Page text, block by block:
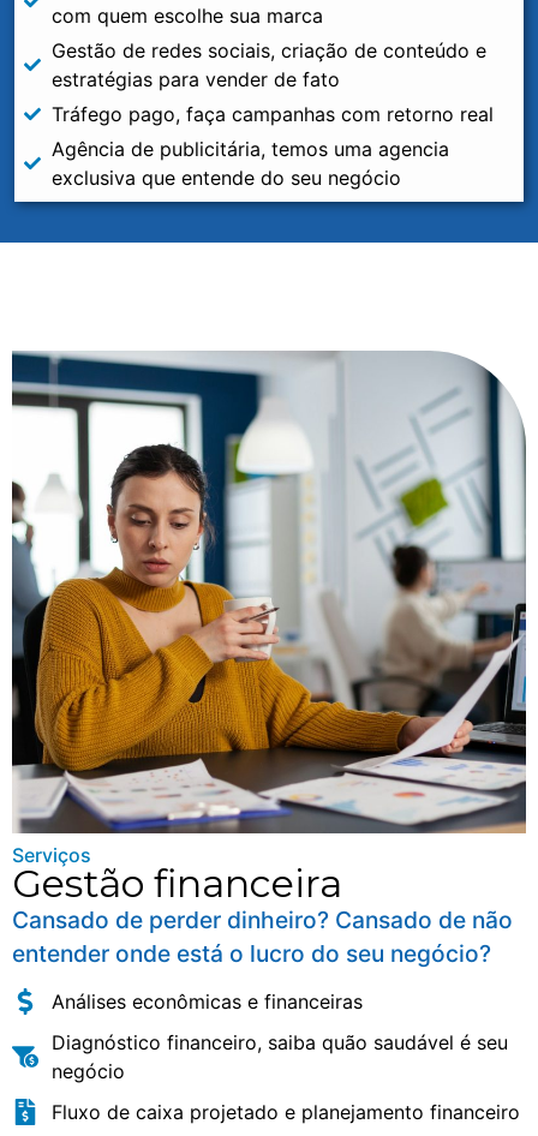
com quem escolhe sua marca
Gestão de redes sociais, criação de conteúdo e
estratégias para vender de fato
Tráfego pago, faça campanhas com retorno real
Agência de publicitária, temos uma agencia
exclusiva que entende do seu negócio
Serviços
Gestão financeira
Cansado de perder dinheiro? Cansado de não
entender onde está o lucro do seu negócio?
Análises econômicas e financeiras
Diagnóstico financeiro, saiba quão saudável é seu
negócio
Fluxo de caixa projetado e planejamento financeiro